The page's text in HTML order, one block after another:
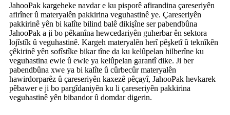
JahooPak kargeheke navdar e ku pisporê afirandina çareseriyên
afirîner û materyalên pakkirina veguhastinê ye. Çareseriyên
pakkirinê yên bi kalîte bilind balê dikişîne ser pabendbûna
JahooPak a ji bo pêkanîna hewcedariyên guherbar ên sektora
lojîstîk û veguhastinê. Kargeh materyalên herî pêşketî û teknîkên
çêkirinê yên sofîstîke bikar tîne da ku kelûpelan hilberîne ku
veguhastina ewle û ewle ya kelûpelan garantî dike. Ji ber
pabendbûna xwe ya bi kalîte û cûrbecûr materyalên
hawirdorparêz û çareseriyên kaxezê pêçayî, JahooPak hevkarek
pêbawer e ji bo pargîdaniyên ku li çareseriyên pakkirina
veguhastinê yên bibandor û domdar digerin.